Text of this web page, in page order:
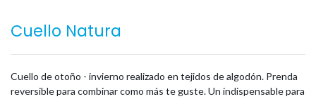
Cuello Natura
Cuello de otoño - invierno realizado en tejidos de algodón. Prenda
reversible para combinar como más te guste. Un indispensable para